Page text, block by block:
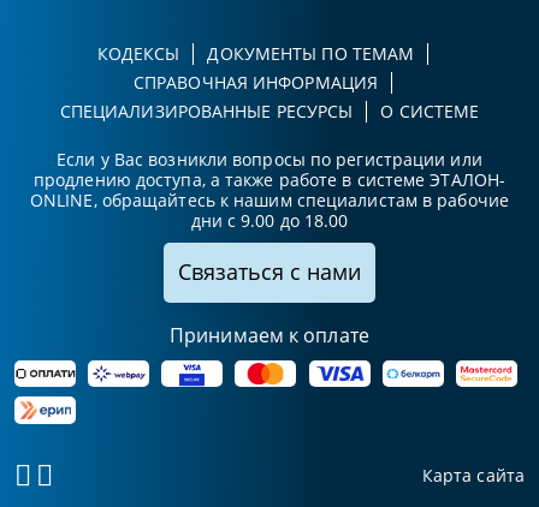
КОДЕКСЫ
ДОКУМЕНТЫ ПО ТЕМАМ
СПРАВОЧНАЯ ИНФОРМАЦИЯ
СПЕЦИАЛИЗИРОВАННЫЕ РЕСУРСЫ
О СИСТЕМЕ
Если у Вас возникли вопросы по регистрации или
продлению доступа, а также работе в системе ЭТАЛОН-
ONLINE, обращайтесь к нашим специалистам в рабочие
дни с 9.00 до 18.00
Связаться с нами
Принимаем к оплате
Карта сайта